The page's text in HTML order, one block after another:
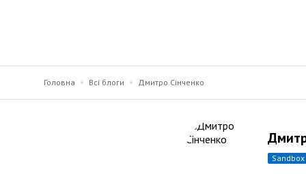
Головна Всі блоги Дмитро Сінченко
sandbox